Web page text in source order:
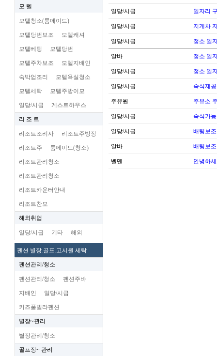
모 텔
모텔청소(룸메이드)
모텔당번보조 모텔캐셔
모텔베팅 모텔당번
모텔주차보조 모텔지배인
숙박업조리 모텔욕실청소
모텔세탁 모텔주방이모
일당/시급 게스트하우스
리 조 트
리조트조리사 리조트주방장
리조트주 룸메이드(청소)
리조트관리청소
리조트관리청소
리조트카운터안내
리조트찬모
해외취업
일당/시급 기타 해외
펜션 별장.골프.고시원 세탁
펜션관리/청소
펜션관리/청소 펜션주바
지배인 일당/시급
키즈풀빌라펜션
별장~관리
별장관리/청소
골프장~ 관리
일당/시급 일자리
일당/시급 지게차
일당/시급 정소 일
알바 정소 일
일당/시급 정소 일
일당/시급 숙식제
주유원 주유소
일당/시급 숙식가
일당/시급 배팅보
알바 배팅보
벨맨 안녕하